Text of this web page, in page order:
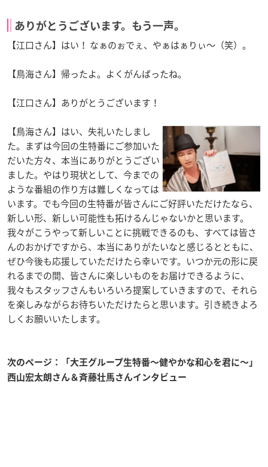
ありがとうございます。もう一声。
【江口さん】はい！ なぁのぉでぇ、やぁはぁりぃ〜（笑）。
【鳥海さん】帰ったよ。よくがんばったね。
【江口さん】ありがとうございます！
【鳥海さん】はい、失礼いたしまし
た。まずは今回の生特番にご参加いた
だいた方々、本当にありがとうござい
ました。やはり現状として、今までの
ような番組の作り方は難しくなっては
います。でも今回の生特番が皆さんにご好評いただけたなら、
新しい形、新しい可能性も拓けるんじゃないかと思います。
我々がこうやって新しいことに挑戦できるのも、すべては皆さ
んのおかげですから、本当にありがたいなと感じるとともに、
ぜひ今後も応援していただけたら幸いです。いつか元の形に戻
れるまでの間、皆さんに楽しいものをお届けできるように、
我々もスタッフさんもいろいろ提案していきますので、それら
を楽しみながらお待ちいただけたらと思います。引き続きよろ
しくお願いいたします。
次のページ：「大王グループ生特番〜健やかな和心を君に〜」
西山宏太朗さん＆斉藤壮馬さんインタビュー